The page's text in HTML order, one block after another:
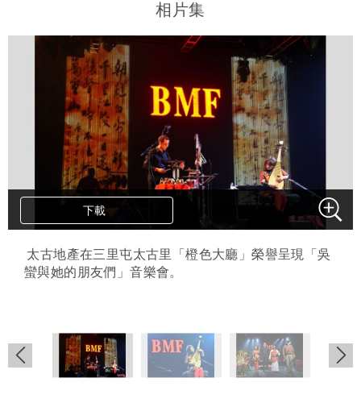
相片集
下載
太古地產在三里屯太古里「橙色大廳」榮譽呈現「吳
蠻與她的朋友們」音樂會。
下載
下載